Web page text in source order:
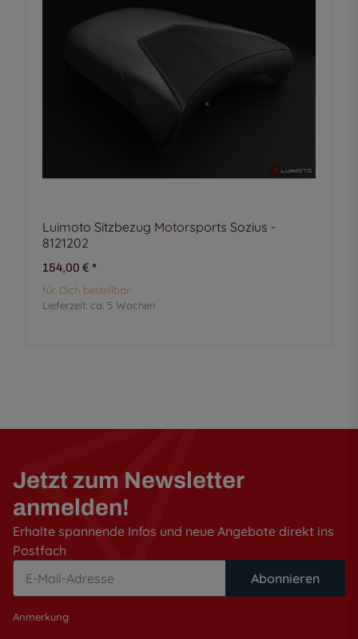
Luimoto Sitzbezug Motorsports Sozius -
8121202
154,00 € *
für Dich bestellbar
Lieferzeit: ca. 5 Wochen
Jetzt zum Newsletter
anmelden!
Erhalte spannende Infos und neue Angebote direkt ins
Postfach
Abonnieren
Anmerkung